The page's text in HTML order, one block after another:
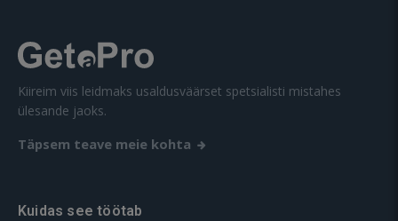
Kiireim viis leidmaks usaldusväärset spetsialisti mistahes
ülesande jaoks.
Täpsem teave meie kohta
Kuidas see töötab